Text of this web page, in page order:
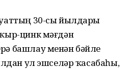
30-сы йылдары
цинк мәғдән
башлау менән бәйле
ул эшселәр ҡасабаһы,